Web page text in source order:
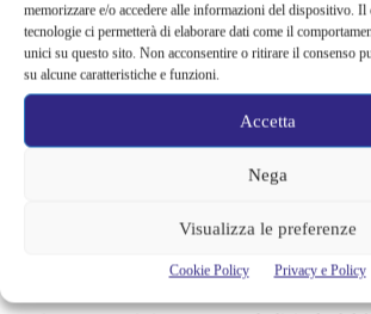
memorizzare e/o accedere alle informazioni del dispositivo. Il
tecnologie ci permetterà di elaborare dati come il
unici su questo sito. Non acconsentire o ritirare il consenso
su alcune caratteristiche e funzioni.
Accetta
Nega
Visualizza le preferenze
Cookie Policy Privacy e Policy
NUOVO PERCORSO DI VISITA
Il nuovo percorso di visita guidata del
circa 1 ora, porterà alla scoperta degli
Villa, che anche quest’anno, nel rispetto delle
contenimento Covid-19, non è visitabile senza
settecentesco dei Fratelli Galliari, gli